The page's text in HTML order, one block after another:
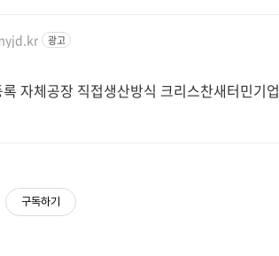
광고
자체공장 직접생산방식 크리스찬새터민기업
구독하기